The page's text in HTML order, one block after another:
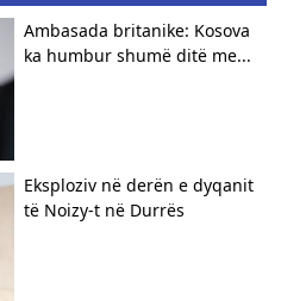
Ambasada britanike: Kosova
ka humbur shumë ditë me...
Eksploziv në derën e dyqanit
të Noizy-t në Durrës